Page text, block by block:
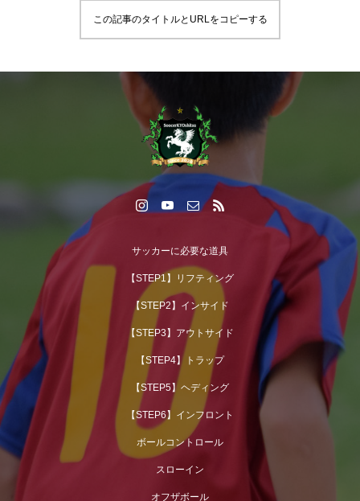
この記事のタイトルとURLをコピーする
サッカーに必要な道具
【STEP1】リフティング
【STEP2】インサイド
【STEP3】アウトサイド
【STEP4】トラップ
【STEP5】ヘディング
【STEP6】インフロント
ボールコントロール
スローイン
オフザボール